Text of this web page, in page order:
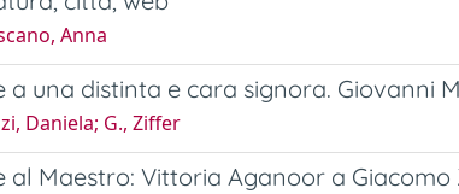
Anna
a una distinta e cara signora. Giovanni
Daniela; G., Ziffer
al Maestro: Vittoria Aganoor a Giacomo